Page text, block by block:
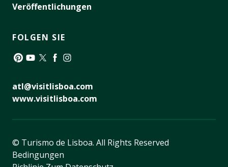
Veröffentlichungen
FOLGEN SIE
atl@visitlisboa.com
www.visitlisboa.com
© Turismo de Lisboa. All Rights Reserved
Bedingungen